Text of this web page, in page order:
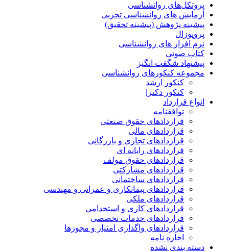
پروتکل‌های روانشناسی
آزمایش های روانشناسی تجربی
پیشینه پژوهش (پیشینه تحقیق)
پروپوزال
نرم افزار های روانشناسی
کتاب صوتی
پیشنهاد شگفت انگیز
مجموعه کنکورهای روانشناسی
کنکور ارشد
کنکور دکترا
انواع قرارداد
توافقنامه
قراردادهای حقوق صنعتی
قراردادهای مالی
قراردادهای تجاری و بازرگانی
قراردادهای رایانه ای
قراردادهای حقوق مولف
قراردادهای مشارکتی
قراردادهای ساختمانی
قراردادهای پیمانکاری و عمرانی و مهندسی
قراردادهای ملکی
قراردادهای کاری و استخدامی
قراردادهای خدمات تخصصی
قراردادهای واگذاری امتیاز و مجوزها
اجاره نامه
دسته بندی نشده